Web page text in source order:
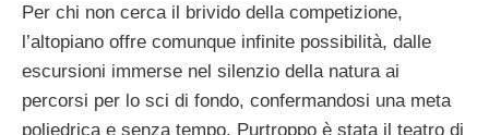
Per chi non cerca il brivido della competizione,
l’altopiano offre comunque infinite possibilità, dalle
escursioni immerse nel silenzio della natura ai
percorsi per lo sci di fondo, confermandosi una meta
poliedrica e senza tempo. Purtroppo è stata il teatro di